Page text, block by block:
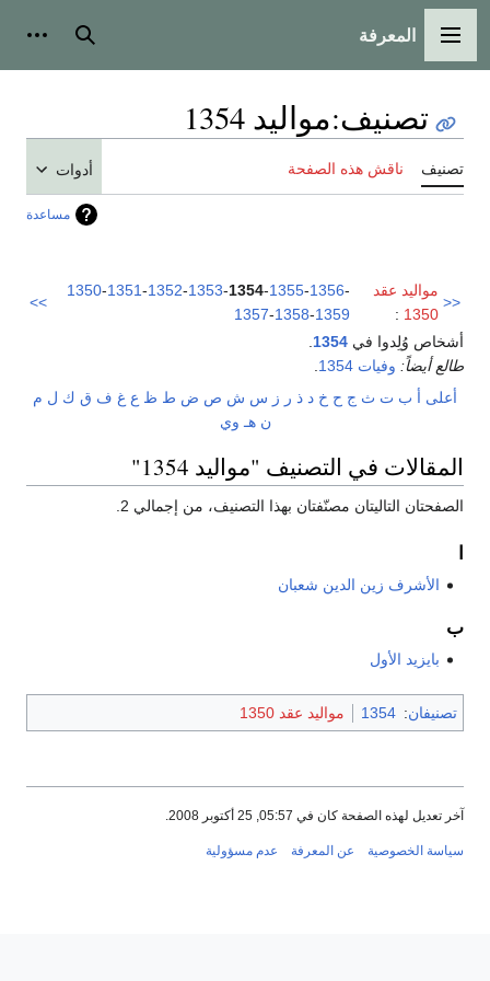
القائمة الرئيسية
المعرفة بحث
تصنيف:مواليد 1354
تصنيف ناقش هذه الصفحة أدوات
مساعدة
<<
مواليد عقد
1350
:
1350-1351-1352-1353-1354-1355-1356-
1357-1358-1359
>>
أشخاص وُلِدوا في 1354
طالع أيضاً: وفيات 1354
أعلى أ ب ت ث ج ح خ د ذ ر ز س ش ص ض ط ظ ع غ ف ق ك ل م
ن هـ وي
المقالات في التصنيف "مواليد 1354"
الصفحتان التاليتان مصنّفتان بهذا التصنيف، من إجمالي 2.
الأشرف زين الدين شعبان
ب
بايزيد الأول
تصنيفان:
1354 مواليد عقد 1350
آخر تعديل لهذه الصفحة كان في 05:57, 25 أكتوبر 2008.
سياسة الخصوصية عن المعرفة عدم مسؤولية